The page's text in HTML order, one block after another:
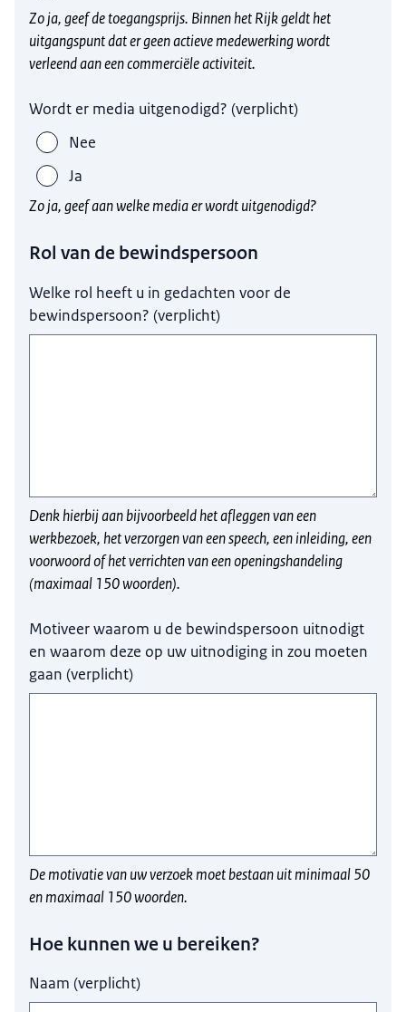
Zo ja, geef de toegangsprijs. Binnen het Rijk geldt het
uitgangspunt dat er geen actieve medewerking wordt
verleend aan een commerciële activiteit.
Wordt er media uitgenodigd? (verplicht)
Nee
Ja
Zo ja, geef aan welke media er wordt uitgenodigd?
Rol van de bewindspersoon
Welke rol heeft u in gedachten voor de
bewindspersoon? (verplicht)
Denk hierbij aan bijvoorbeeld het afleggen van een
werkbezoek, het verzorgen van een speech, een inleiding, een
voorwoord of het verrichten van een openingshandeling
(maximaal 150 woorden).
Motiveer waarom u de bewindspersoon uitnodigt
en waarom deze op uw uitnodiging in zou moeten
gaan (verplicht)
De motivatie van uw verzoek moet bestaan uit minimaal 50
en maximaal 150 woorden.
Hoe kunnen we u bereiken?
Naam (verplicht)